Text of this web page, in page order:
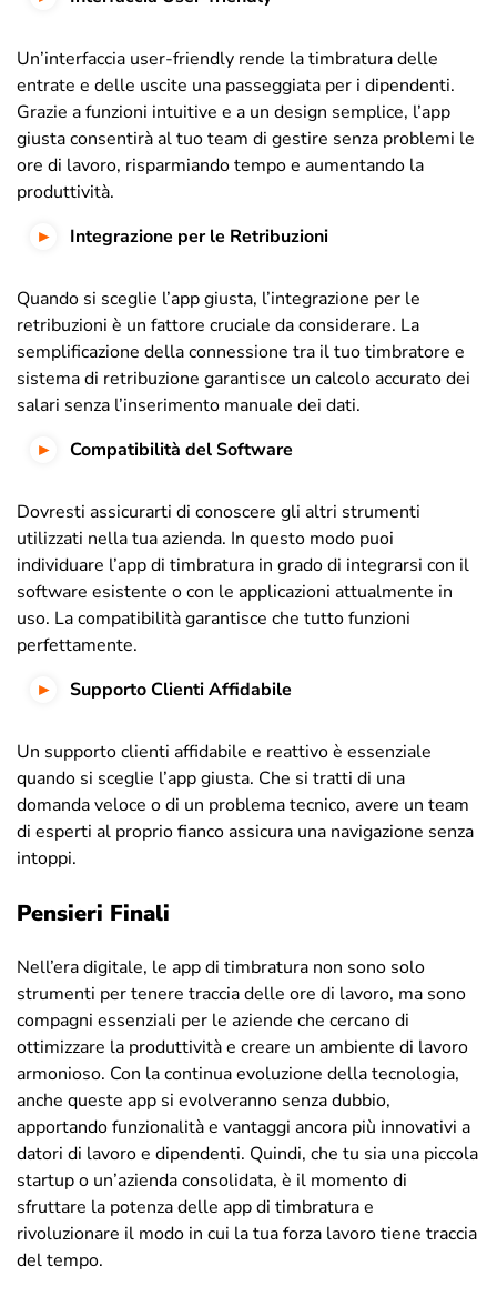
Un’interfaccia user-friendly rende la timbratura delle
entrate e delle uscite una passeggiata per i dipendenti.
Grazie a funzioni intuitive e a un design semplice, l’app
giusta consentirà al tuo team di gestire senza problemi le
ore di lavoro, risparmiando tempo e aumentando la
produttività.
Integrazione per le Retribuzioni
Quando si sceglie l’app giusta, l’integrazione per le
retribuzioni è un fattore cruciale da considerare. La
semplificazione della connessione tra il tuo timbratore e
sistema di retribuzione garantisce un calcolo accurato dei
salari senza l’inserimento manuale dei dati.
Compatibilità del Software
Dovresti assicurarti di conoscere gli altri strumenti
utilizzati nella tua azienda. In questo modo puoi
individuare l’app di timbratura in grado di integrarsi con il
software esistente o con le applicazioni attualmente in
uso. La compatibilità garantisce che tutto funzioni
perfettamente.
Supporto Clienti Affidabile
Un supporto clienti affidabile e reattivo è essenziale
quando si sceglie l’app giusta. Che si tratti di una
domanda veloce o di un problema tecnico, avere un team
di esperti al proprio fianco assicura una navigazione senza
intoppi.
Pensieri Finali
Nell’era digitale, le app di timbratura non sono solo
strumenti per tenere traccia delle ore di lavoro, ma sono
compagni essenziali per le aziende che cercano di
ottimizzare la produttività e creare un ambiente di lavoro
armonioso. Con la continua evoluzione della tecnologia,
anche queste app si evolveranno senza dubbio,
apportando funzionalità e vantaggi ancora più innovativi a
datori di lavoro e dipendenti. Quindi, che tu sia una piccola
startup o un’azienda consolidata, è il momento di
sfruttare la potenza delle app di timbratura e
rivoluzionare il modo in cui la tua forza lavoro tiene traccia
del tempo.